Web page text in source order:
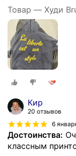
Товар — Худи
Кир
20 отзывов
6
Достоинства:
классным